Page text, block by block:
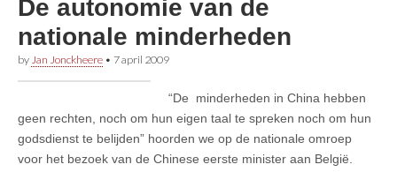
De autonomie van de
nationale minderheden
by Jan Jonckheere • 7 april 2009
“De minderheden in China hebben
geen rechten, noch om hun eigen taal te spreken noch om hun
godsdienst te belijden” hoorden we op de nationale omroep
voor het bezoek van de Chinese eerste minister aan België.